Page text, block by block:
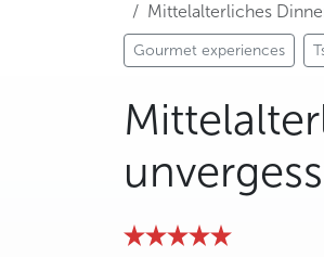
Mittelalterliches
Gourmet experiences